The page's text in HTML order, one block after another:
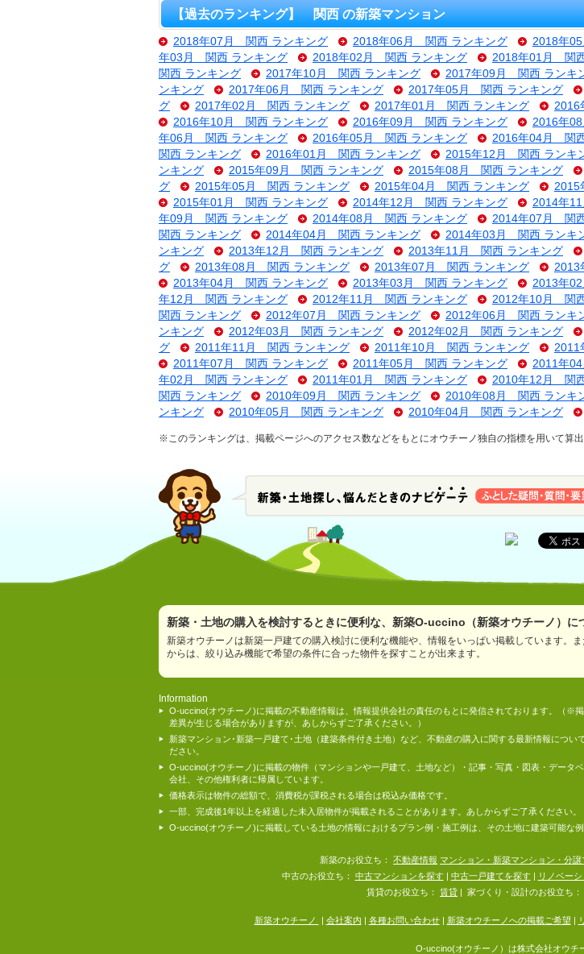
【過去のランキング】 関西 の新築マンション
2018年07月 関西 ランキング 2018年06月 関西 ランキング 2018年
年03月 関西 ランキング
2018年02月 関西 ランキング 2018年01月 関
関西 ランキング
2017年10月 関西 ランキング 2017年09月 関西 ランキ
ンキング
2017年06月 関西 ランキング 2017年05月 関西 ランキング
グ
2017年02月 関西 ランキング 2017年01月 関西 ランキング 2016
2016年10月 関西 ランキング
2016年09月 関西 ランキング 2016年
年06月 関西 ランキング
2016年05月 関西 ランキング 2016年04月 関
関西 ランキング
2016年01月 関西 ランキング 2015年12月 関西 ランキ
ンキング
2015年09月 関西 ランキング 2015年08月 関西 ランキング
グ
2015年05月 関西 ランキング 2015年04月 関西 ランキング 2015
2015年01月 関西 ランキング
2014年12月 関西 ランキング 2014年
年09月 関西 ランキング
2014年08月 関西 ランキング 2014年07月 関
関西 ランキング
2014年04月 関西 ランキング 2014年03月 関西 ランキ
ンキング
2013年12月 関西 ランキング 2013年11月 関西 ランキング
グ
2013年08月 関西 ランキング 2013年07月 関西 ランキング 2013
2013年04月 関西 ランキング
2013年03月 関西 ランキング 2013年
年12月 関西 ランキング
2012年11月 関西 ランキング 2012年10月 関
関西 ランキング
2012年07月 関西 ランキング 2012年06月 関西 ランキ
ンキング
2012年03月 関西 ランキング 2012年02月 関西 ランキング
グ
2011年11月 関西 ランキング 2011年10月 関西 ランキング 2011
2011年07月 関西 ランキング
2011年05月 関西 ランキング 2011年
年02月 関西 ランキング
2011年01月 関西 ランキング 2010年12月 関
関西 ランキング
2010年09月 関西 ランキング 2010年08月 関西 ランキ
ンキング
2010年05月 関西 ランキング 2010年04月 関西 ランキング
※このランキングは、掲載ページへのアクセス数などをもとにオウチーノ独自の指標を用いて算出
新築・土地の購入を検討するときに便利な、新築O-uccino（新築オウチーノ）に
新築オウチーノは新築一戸建ての購入検討に便利な機能や、情報をいっぱい掲載しています。
からは、絞り込み機能で希望の条件に合った物件を探すことが出来ます。
Information
O-uccino(オウチーノ)に掲載の不動産情報は、情報提供会社の責任のもとに発信されております。（※
差異が生じる場合がありますが、あしからずご了承ください。）
新築マンション･新築一戸建て･土地（建築条件付き土地）など、不動産の購入に関する最新情報につ
ださい。
O-uccino(オウチーノ)に掲載の物件（マンションや一戸建て、土地など）・記事・写真・図表・データ
会社、その他権利者に帰属しています。
価格表示は物件の総額で、消費税が課税される場合は税込み価格です。
一部、完成後1年以上を経過した未入居物件が掲載されることがあります。あしからずご了承ください。
O-uccino(オウチーノ)に掲載している土地の情報におけるプラン例・施工例は、その土地に建築可能な
新築のお役立ち： 不動産情報 マンション・新築マンション・分譲
中古のお役立ち：
中古マンションを探す| 中古一戸建てを探す| リノベー
賃貸のお役立ち：
賃貸 家づくり・設計のお役立ち：
新築オウチーノ 会社案内 各種お問い合わせ| 新築オウチーノへの掲載ご希望
O-uccino(オウチーノ）は株式会社オウチ